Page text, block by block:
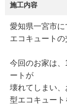
施工内容
愛知県一宮市に
エコキュートの
今回のお家は、
ートが
壊れてしまい
型エコキュート